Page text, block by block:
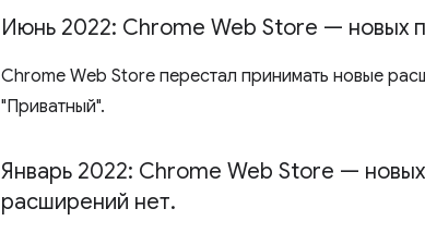
Июнь 2022: Chrome Web Store — новых
Chrome Web Store перестал принимать новые
"Приватный".
Январь 2022: Chrome Web Store —
расширений нет.